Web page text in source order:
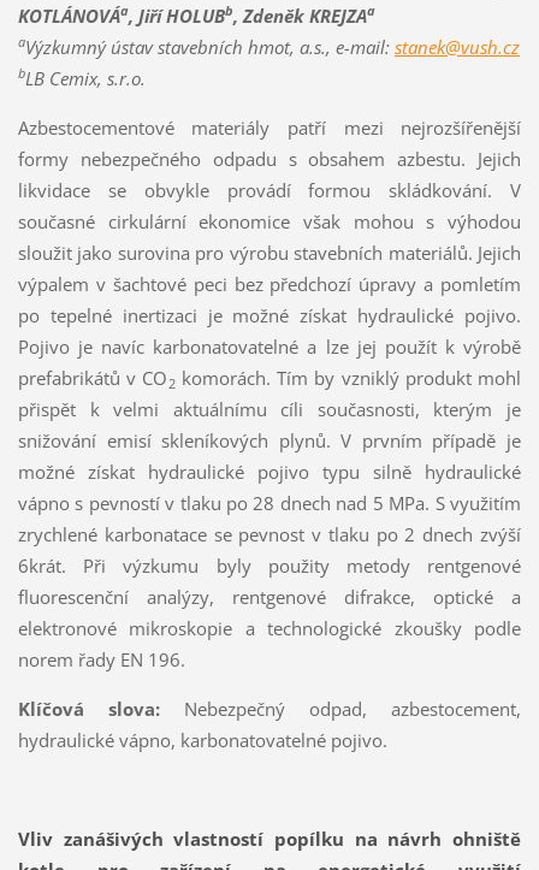
KOTLÁNOVÁa, Jiří HOLUBb, Zdeněk KREJZAa
aVýzkumný ústav stavebních hmot, a.s., e-mail: stanek@vush.cz
bLB Cemix, s.r.o.
Azbestocementové materiály patří mezi nejrozšířenější
formy nebezpečného odpadu s obsahem azbestu. Jejich
likvidace se obvykle provádí formou skládkování. V
současné cirkulární ekonomice však mohou s výhodou
sloužit jako surovina pro výrobu stavebních materiálů. Jejich
výpalem v šachtové peci bez předchozí úpravy a pomletím
po tepelné inertizaci je možné získat hydraulické pojivo.
Pojivo je navíc karbonatovatelné a lze jej použít k výrobě
prefabrikátů v CO 2komorách. Tím by vzniklý produkt mohl
přispět k velmi aktuálnímu cíli současnosti, kterým je
snižování emisí skleníkových plynů. V prvním případě je
možné získat hydraulické pojivo typu silně hydraulické
vápno s pevností v tlaku po 28 dnech nad 5 MPa. S využitím
zrychlené karbonatace se pevnost v tlaku po 2 dnech zvýší
6krát. Při výzkumu byly použity metody rentgenové
fluorescenční analýzy, rentgenové difrakce, optické a
elektronové mikroskopie a technologické zkoušky podle
norem řady EN 196.
Klíčová slova: Nebezpečný odpad, azbestocement,
hydraulické vápno, karbonatovatelné pojivo.
Vliv zanášivých vlastností popílku na návrh ohniště